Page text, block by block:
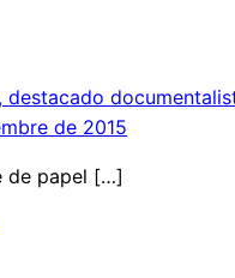
destacado
de 2015
de papel […]